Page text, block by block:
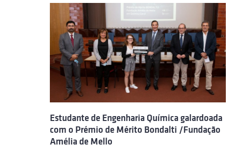
Estudante de Engenharia Química galardoada
com o Prémio de Mérito Bondalti /Fundação
Amélia de Mello